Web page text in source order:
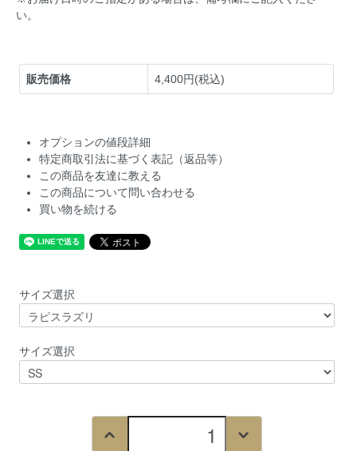
い。
販売価格 4,400円(税込)
オプションの値段詳細
特定商取引法に基づく表記（返品等）
この商品を友達に教える
この商品について問い合わせる
買い物を続ける
サイズ選択
サイズ選択